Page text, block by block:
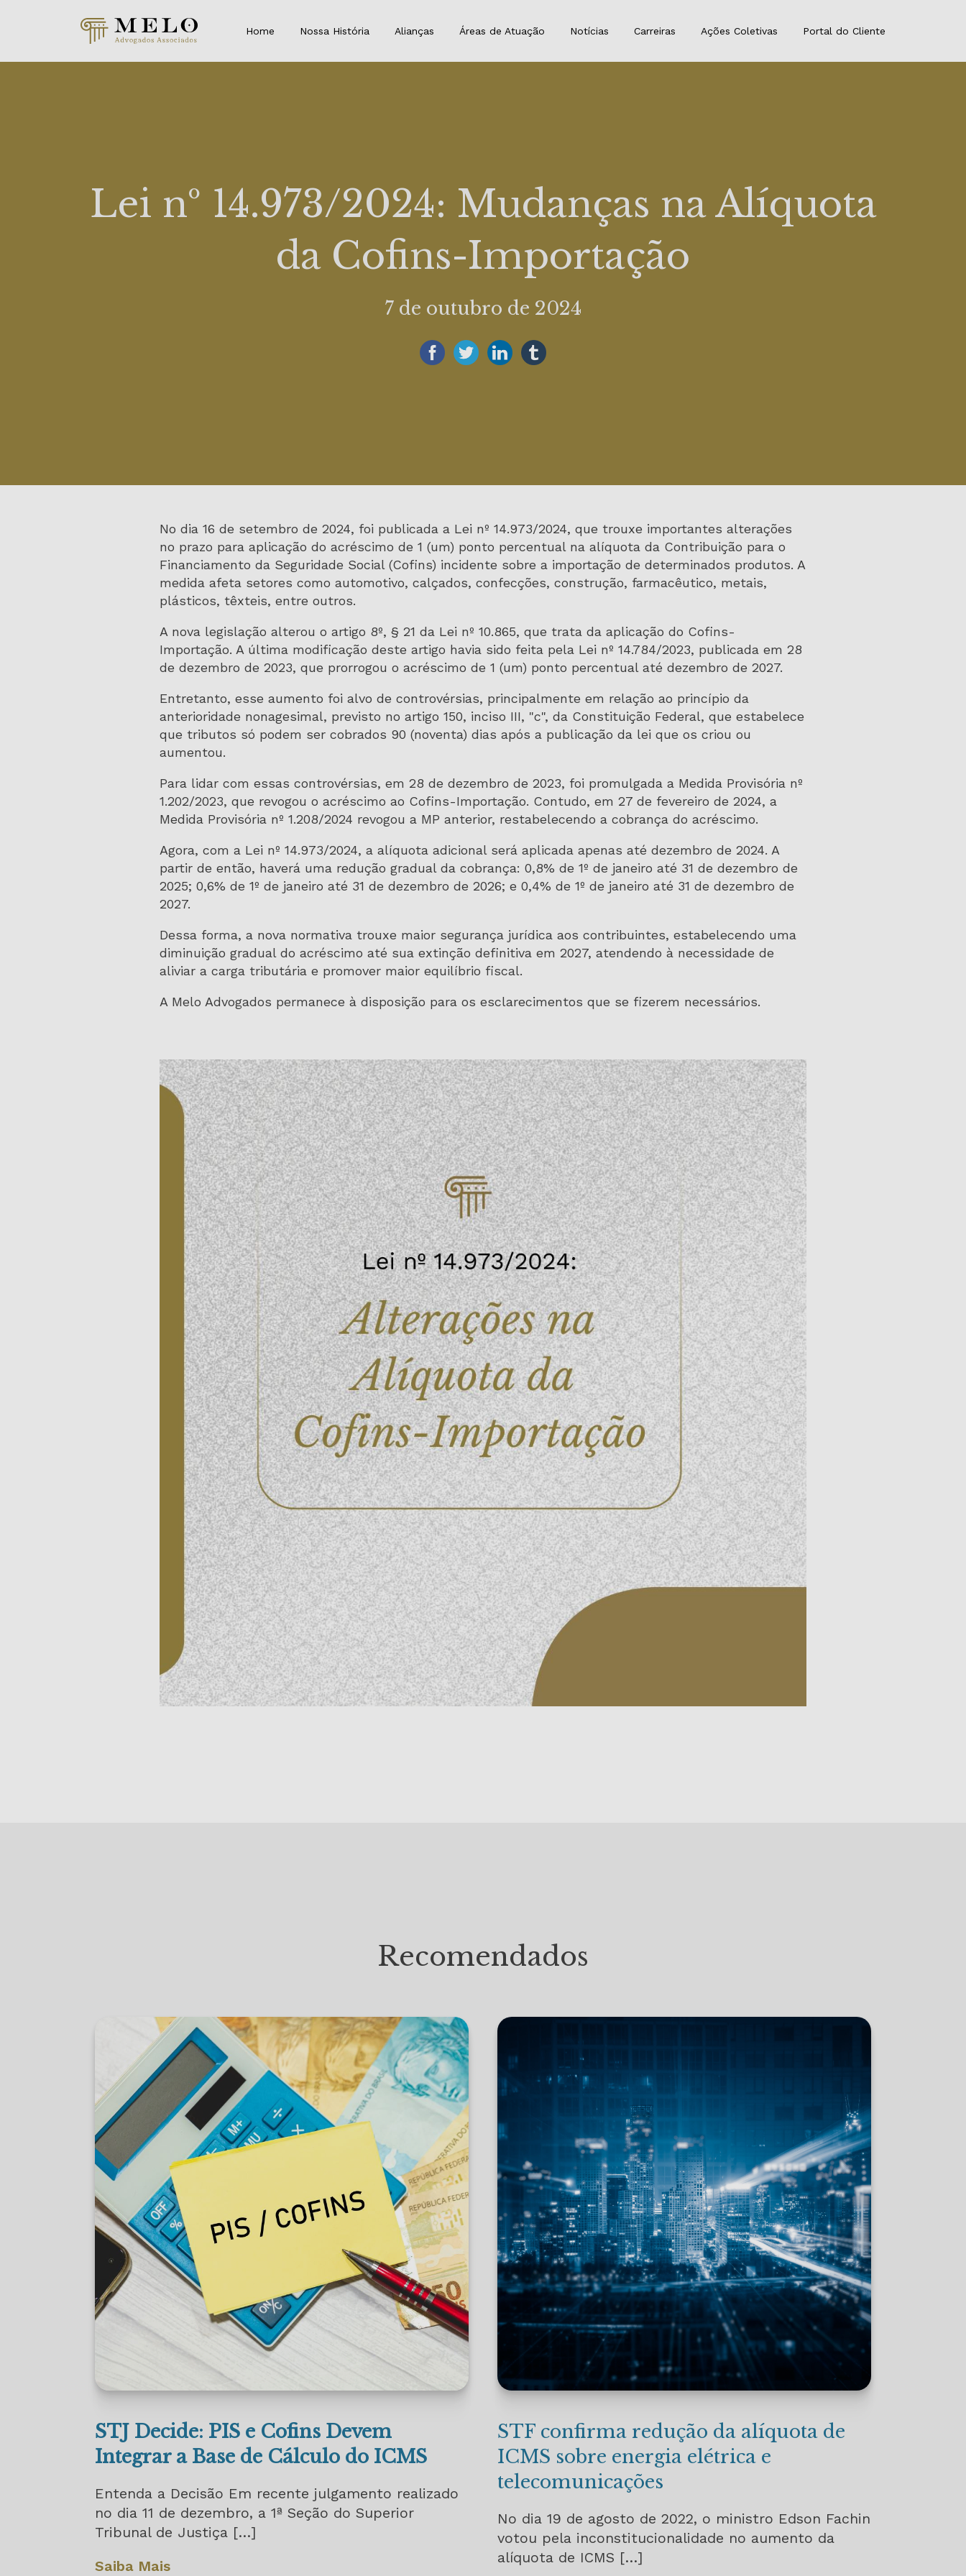
Home Nossa História Alianças Áreas de Atuação Notícias Carreiras Ações Coletivas Portal do Cliente
Lei nº 14.973/2024: Mudanças na Alíquota
da Cofins-Importação
7 de outubro de 2024
No dia 16 de setembro de 2024, foi publicada a Lei nº 14.973/2024, que trouxe importantes alterações
no prazo para aplicação do acréscimo de 1 (um) ponto percentual na alíquota da Contribuição para o
Financiamento da Seguridade Social (Cofins) incidente sobre a importação de determinados produtos. A
medida afeta setores como automotivo, calçados, confecções, construção, farmacêutico, metais,
plásticos, têxteis, entre outros.
A nova legislação alterou o artigo 8º, § 21 da Lei nº 10.865, que trata da aplicação do Cofins-
Importação. A última modificação deste artigo havia sido feita pela Lei nº 14.784/2023, publicada em 28
de dezembro de 2023, que prorrogou o acréscimo de 1 (um) ponto percentual até dezembro de 2027.
Entretanto, esse aumento foi alvo de controvérsias, principalmente em relação ao princípio da
anterioridade nonagesimal, previsto no artigo 150, inciso III, "c", da Constituição Federal, que estabelece
que tributos só podem ser cobrados 90 (noventa) dias após a publicação da lei que os criou ou
aumentou.
Para lidar com essas controvérsias, em 28 de dezembro de 2023, foi promulgada a Medida Provisória nº
1.202/2023, que revogou o acréscimo ao Cofins-Importação. Contudo, em 27 de fevereiro de 2024, a
Medida Provisória nº 1.208/2024 revogou a MP anterior, restabelecendo a cobrança do acréscimo.
Agora, com a Lei nº 14.973/2024, a alíquota adicional será aplicada apenas até dezembro de 2024. A
partir de então, haverá uma redução gradual da cobrança: 0,8% de 1º de janeiro até 31 de dezembro de
2025; 0,6% de 1º de janeiro até 31 de dezembro de 2026; e 0,4% de 1º de janeiro até 31 de dezembro de
2027.
Dessa forma, a nova normativa trouxe maior segurança jurídica aos contribuintes, estabelecendo uma
diminuição gradual do acréscimo até sua extinção definitiva em 2027, atendendo à necessidade de
aliviar a carga tributária e promover maior equilíbrio fiscal.
A Melo Advogados permanece à disposição para os esclarecimentos que se fizerem necessários.
Recomendados
STJ Decide: PIS e Cofins Devem
Integrar a Base de Cálculo do ICMS
Entenda a Decisão Em recente julgamento realizado
no dia 11 de dezembro, a 1ª Seção do Superior
Tribunal de Justiça […]
Saiba Mais
STF confirma redução da alíquota de
ICMS sobre energia elétrica e
telecomunicações
No dia 19 de agosto de 2022, o ministro Edson Fachin
votou pela inconstitucionalidade no aumento da
alíquota de ICMS […]